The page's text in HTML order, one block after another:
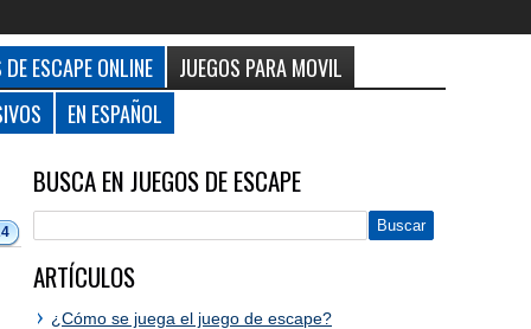
ESCAPE ONLINE
JUEGOS PARA MOVIL
EN ESPAÑOL
BUSCA EN JUEGOS DE ESCAPE
ARTÍCULOS
¿Cómo se juega el juego de escape?